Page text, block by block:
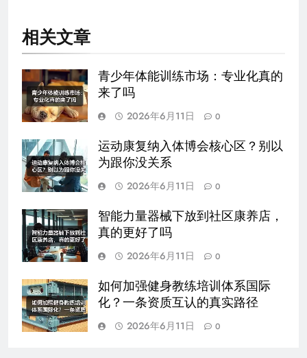
相关文章
青少年体能训练市场：专业化真的
来了吗
2026年6月11日
0
运动康复纳入体博会核心区？别以
为跟你没关系
2026年6月11日
0
智能力量器械下放到社区康养店，
真的更好了吗
2026年6月11日
0
如何加强健身教练培训体系国际
化？一条资质互认的真实路径
2026年6月11日
0